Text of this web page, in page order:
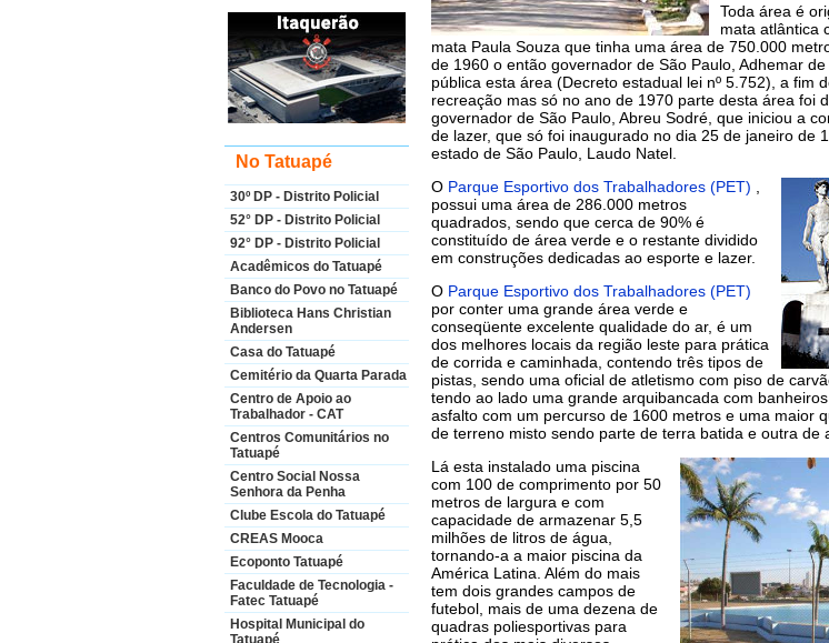
No Tatuapé
30º DP - Distrito Policial
52° DP - Distrito Policial
92° DP - Distrito Policial
Acadêmicos do Tatuapé
Banco do Povo no Tatuapé
Biblioteca Hans Christian
Andersen
Casa do Tatuapé
Cemitério da Quarta Parada
Centro de Apoio ao
Trabalhador - CAT
Centros Comunitários no
Tatuapé
Centro Social Nossa
Senhora da Penha
Clube Escola do Tatuapé
CREAS Mooca
Ecoponto Tatuapé
Faculdade de Tecnologia -
Fatec Tatuapé
Hospital Municipal do
Tatuapé
Toda área é
mata atlântica
mata Paula Souza que tinha uma área de 750.000
de 1960 o então governador de São Paulo, Adhemar
pública esta área (Decreto estadual lei nº 5.752), a fim
recreação mas só no ano de 1970 parte desta área foi
governador de São Paulo, Abreu Sodré, que iniciou a
de lazer, que só foi inaugurado no dia 25 de janeiro de
estado de São Paulo, Laudo Natel.
O Parque Esportivo dos Trabalhadores (PET)
possui uma área de 286.000 metros
quadrados, sendo que cerca de 90% é
constituído de área verde e o restante dividido
em construções dedicadas ao esporte e lazer.
O Parque Esportivo dos Trabalhadores (PET)
por conter uma grande área verde e
conseqüente excelente qualidade do ar, é um
dos melhores locais da região leste para prática
de corrida e caminhada, contendo três tipos de
pistas, sendo uma oficial de atletismo com piso de
tendo ao lado uma grande arquibancada com
asfalto com um percurso de 1600 metros e uma maior
de terreno misto sendo parte de terra batida e outra de
Lá esta instalado uma piscina
com 100 de comprimento por 50
metros de largura e com
capacidade de armazenar 5,5
milhões de litros de água,
tornando-a a maior piscina da
América Latina. Além do mais
tem dois grandes campos de
futebol, mais de uma dezena de
quadras poliesportivas para